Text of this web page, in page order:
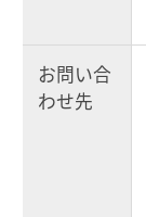
お問い合
わせ先